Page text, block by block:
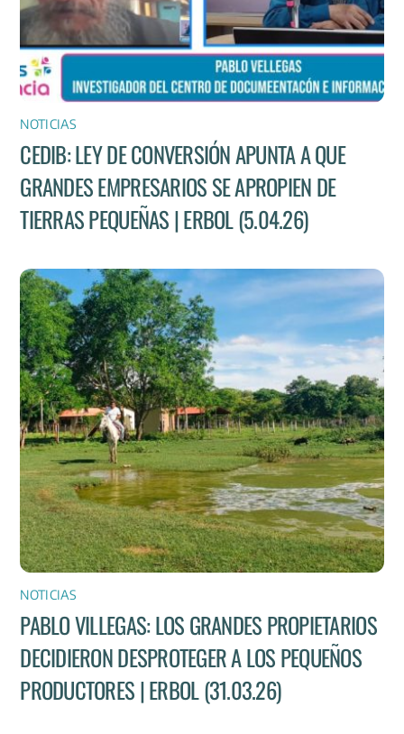
NOTICIAS
CEDIB: LEY DE CONVERSIÓN APUNTA A QUE
GRANDES EMPRESARIOS SE APROPIEN DE
TIERRAS PEQUEÑAS | ERBOL (5.04.26)
NOTICIAS
PABLO VILLEGAS: LOS GRANDES PROPIETARIOS
DECIDIERON DESPROTEGER A LOS PEQUEÑOS
PRODUCTORES | ERBOL (31.03.26)